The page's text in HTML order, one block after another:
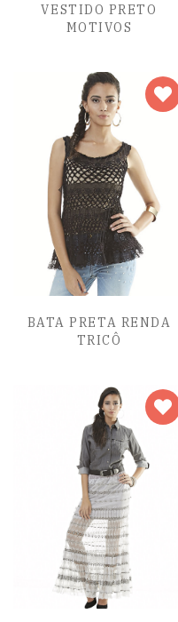
VESTIDO PRETO
MOTIVOS
BATA PRETA RENDA
TRICÔ